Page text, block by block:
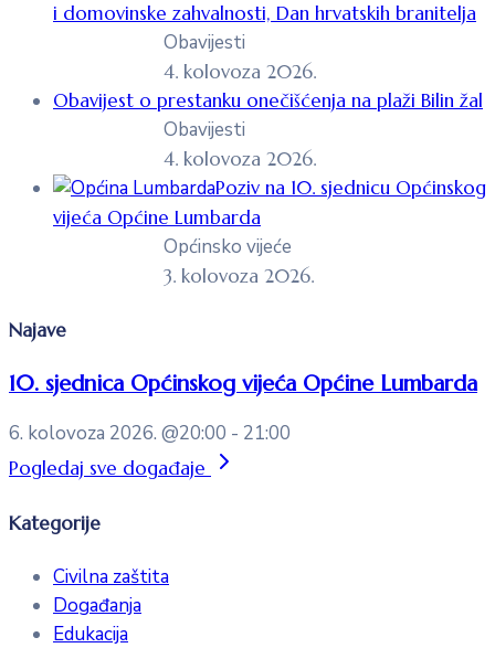
i domovinske zahvalnosti, Dan hrvatskih branitelja
Obavijesti
4. kolovoza 2026.
Obavijest o prestanku onečišćenja na plaži Bilin žal
Obavijesti
4. kolovoza 2026.
Poziv na 10. sjednicu Općinskog
vijeća Općine Lumbarda
Općinsko vijeće
3. kolovoza 2026.
Najave
10. sjednica Općinskog vijeća Općine Lumbarda
6. kolovoza 2026. @20:00 - 21:00
Pogledaj sve događaje
Kategorije
Civilna zaštita
Događanja
Edukacija